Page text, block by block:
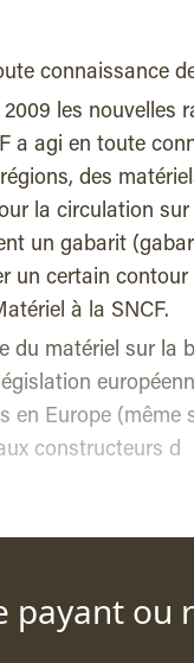
connaissance
les nouvelles
a agi en toute
des
la circulation
un gabarit
un certain
à la SNCF.
du matériel sur la
en Europe (même
constructeurs d
payant ou